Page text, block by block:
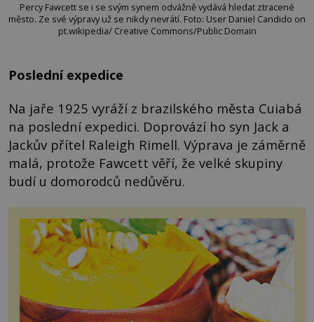
Percy Fawcett se i se svým synem odvážně vydává hledat ztracené
město. Ze své výpravy už se nikdy nevrátí. Foto: User Daniel Candido on
pt.wikipedia/ Creative Commons/Public Domain
Poslední expedice
Na jaře 1925 vyráží z brazilského města Cuiabá
na poslední expedici. Doprovází ho syn Jack a
Jackův přítel Raleigh Rimell. Výprava je záměrně
malá, protože Fawcett věří, že velké skupiny
budí u domorodců nedůvěru.